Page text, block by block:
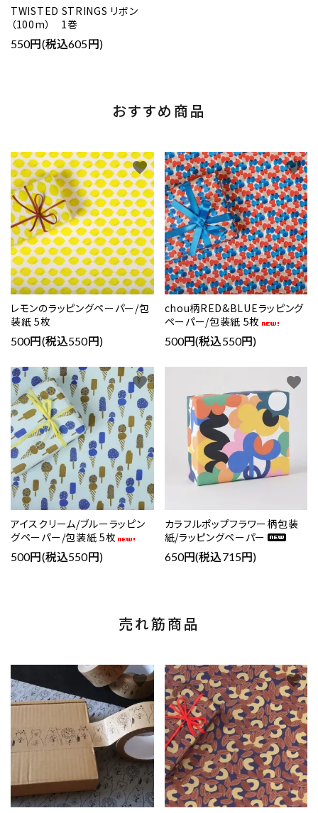
TWISTED STRINGS リボン
（100m） 1巻
550円(税込605円)
おすすめ商品
レモンのラッピングペーパー/包
装紙 5枚
500円(税込550円)
favorite
chou柄RED&BLUEラッピング
ペーパー/包装紙 5枚
500円(税込550円)
favorite
アイスクリーム/ブルーラッピン
グペーパー/包装紙 5枚
500円(税込550円)
favorite
カラフルポップフラワー柄包装
紙/ラッピングペーパー
650円(税込715円)
favorite
売れ筋商品
favorite favorite